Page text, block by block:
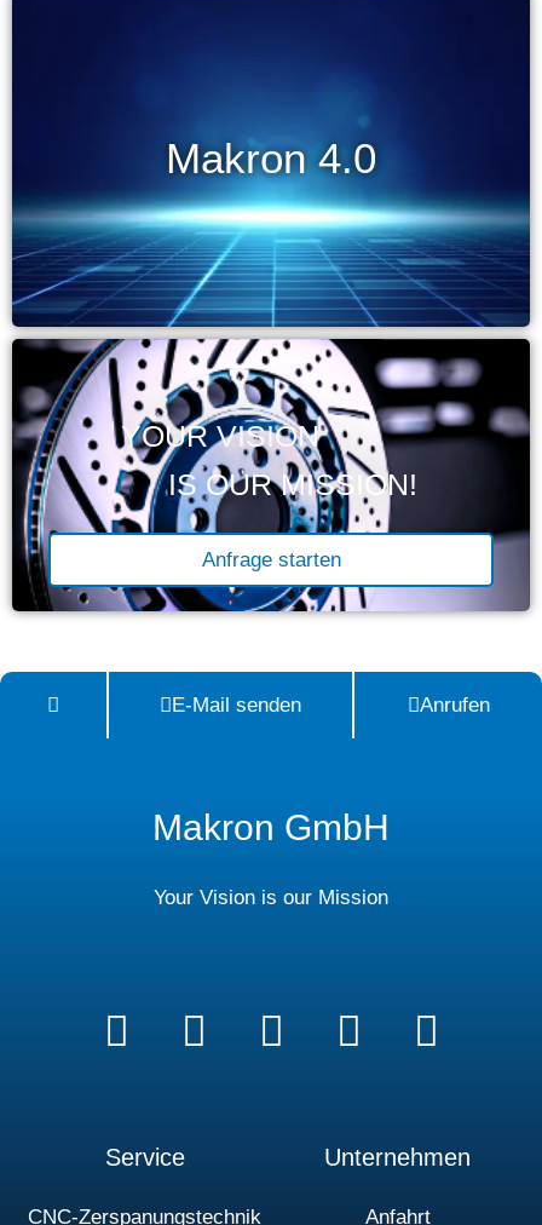
Makron 4.0
YOUR VISION
IS OUR MISSION!
Anfrage starten
E-Mail senden Anrufen
Makron GmbH
Your Vision is our Mission
Service
CNC-Zerspanungstechnik
Unternehmen
Anfahrt